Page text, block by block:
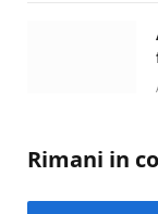
Rimani in